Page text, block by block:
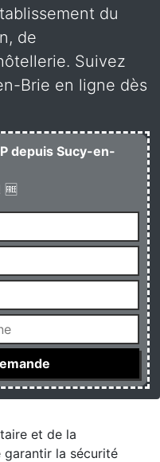
du
de
Suivez
Brie en ligne dès
depuis Sucy-en-
et de la
la sécurité